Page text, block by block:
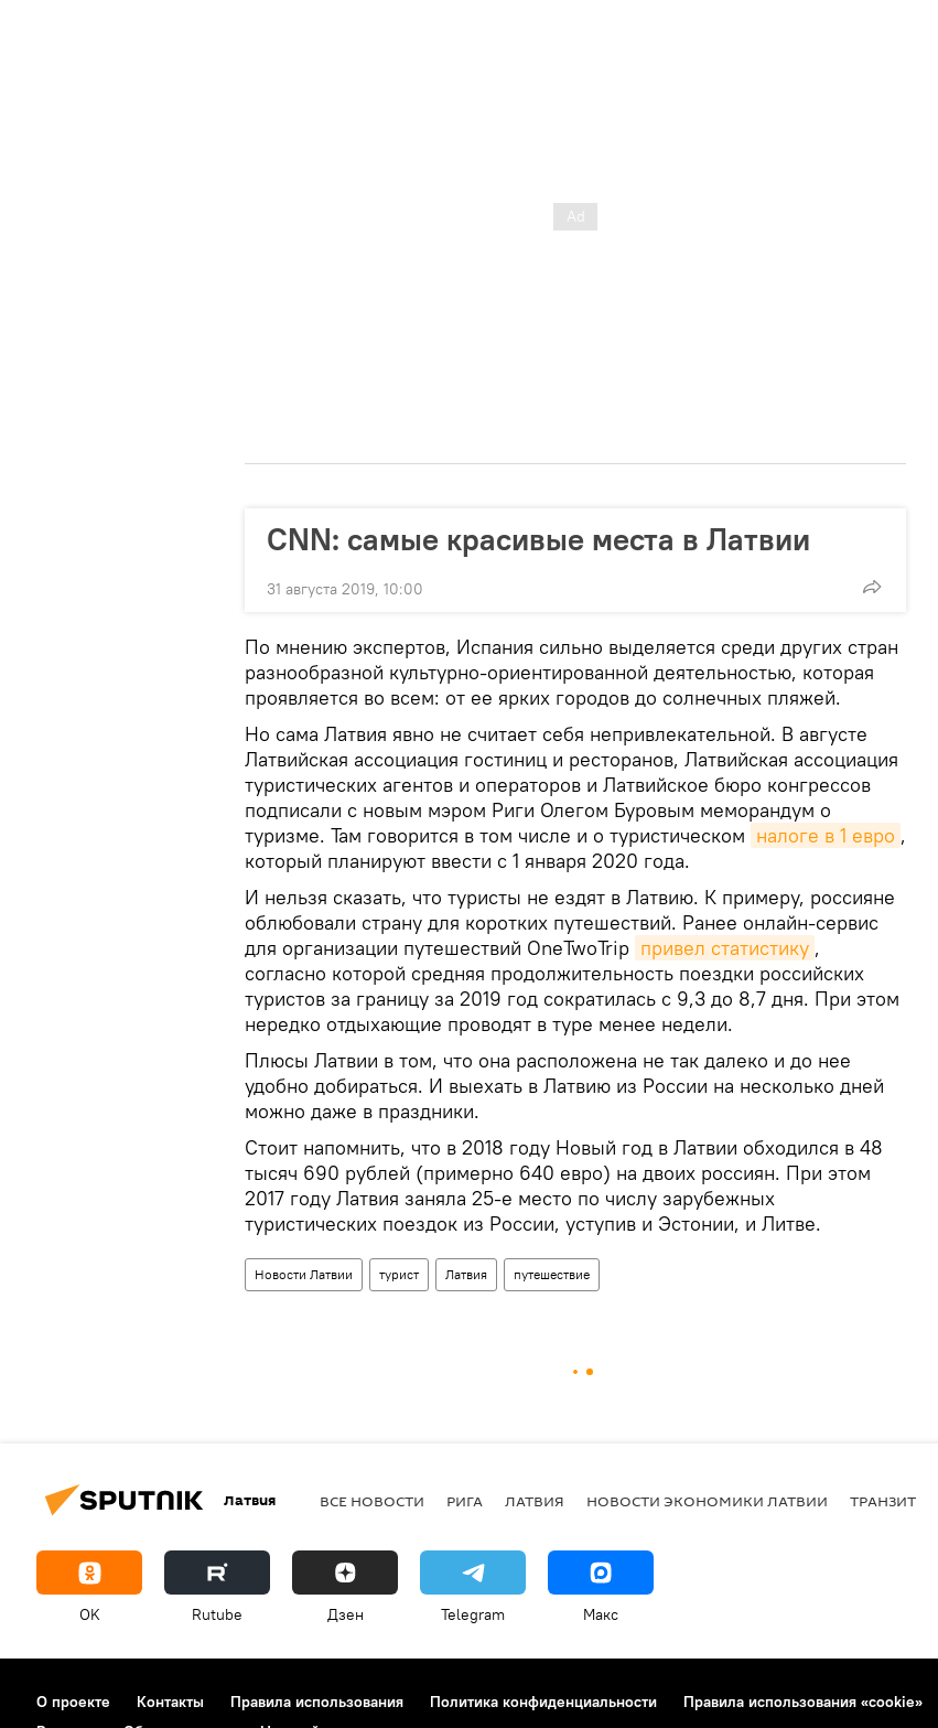
CNN: самые красивые места в Латвии
31 августа 2019, 10:00
По мнению экспертов, Испания сильно выделяется среди других стран
разнообразной культурно-ориентированной деятельностью, которая
проявляется во всем: от ее ярких городов до солнечных пляжей.
Но сама Латвия явно не считает себя непривлекательной. В августе
Латвийская ассоциация гостиниц и ресторанов, Латвийская ассоциация
туристических агентов и операторов и Латвийское бюро конгрессов
подписали с новым мэром Риги Олегом Буровым меморандум о
туризме. Там говорится в том числе и о туристическом налоге в 1 евро ,
который планируют ввести с 1 января 2020 года.
И нельзя сказать, что туристы не ездят в Латвию. К примеру, россияне
облюбовали страну для коротких путешествий. Ранее онлайн-сервис
для организации путешествий OneTwoTrip привел статистику ,
согласно которой средняя продолжительность поездки российских
туристов за границу за 2019 год сократилась с 9,3 до 8,7 дня. При этом
нередко отдыхающие проводят в туре менее недели.
Плюсы Латвии в том, что она расположена не так далеко и до нее
удобно добираться. И выехать в Латвию из России на несколько дней
можно даже в праздники.
Стоит напомнить, что в 2018 году Новый год в Латвии обходился в 48
тысяч 690 рублей (примерно 640 евро) на двоих россиян. При этом
2017 году Латвия заняла 25-е место по числу зарубежных
туристических поездок из России, уступив и Эстонии, и Литве.
Новости Латвии турист Латвия путешествие
Латвия ВСЕ НОВОСТИ РИГА ЛАТВИЯ НОВОСТИ ЭКОНОМИКИ ЛАТВИИ ТРАНЗИТ
OK Rutube Дзен Telegram Макс
О проекте Контакты Правила использования Политика конфиденциальности Правила использования «cookie»